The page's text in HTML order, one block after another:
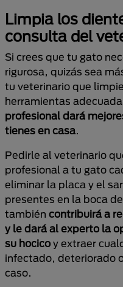
Limpia los
consulta del
Si crees que tu gato
rigurosa, quizás sea
tu veterinario que
herramientas
profesional dará
tienes en casa.
Pedirle al veterinario
profesional a tu gato
eliminar la placa y el
presentes en la boca
también contribuirá a
y le dará al experto la
su hocico y extraer
infectado, deteriorado
caso.